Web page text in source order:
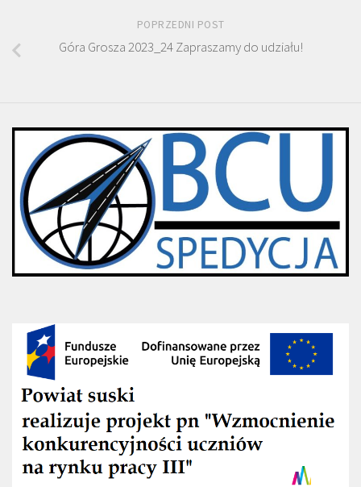
POPRZEDNI POST
Góra Grosza 2023_24 Zapraszamy do udziału!